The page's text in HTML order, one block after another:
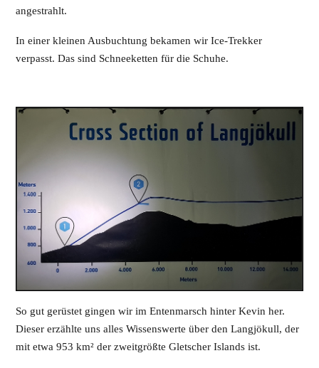
angestrahlt.
In einer kleinen Ausbuchtung bekamen wir Ice-Trekker
verpasst. Das sind Schneeketten für die Schuhe.
So gut gerüstet gingen wir im Entenmarsch hinter Kevin her.
Dieser erzählte uns alles Wissenswerte über den Langjökull, der
mit etwa 953 km² der zweitgrößte Gletscher Islands ist.